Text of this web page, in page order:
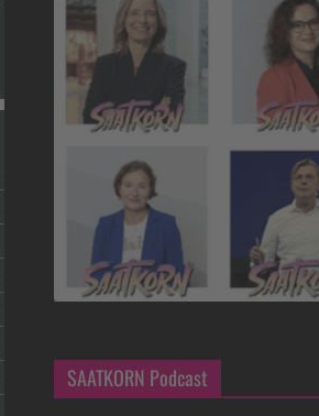
SAATKORN Podcast